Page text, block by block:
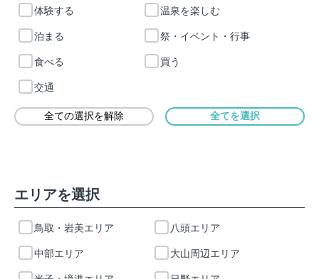
体験する 温泉を楽しむ
泊まる 祭・イベント・行事
食べる 買う
交通
エリアを選択
鳥取・岩美エリア 八頭エリア
中部エリア 大山周辺エリア